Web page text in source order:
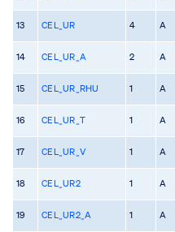
13 CEL_UR 4 A
14 CEL_UR_A 2 A
15 CEL_UR_RHU 1 A
16 CEL_UR_T 1 A
17 CEL_UR_V 1 A
18 CEL_UR2 1 A
19 CEL_UR2_A 1 A